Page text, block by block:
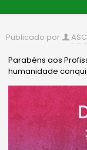
Publicado por
Parabéns aos
humanidade